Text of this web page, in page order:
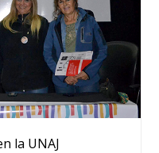
la UNAJ